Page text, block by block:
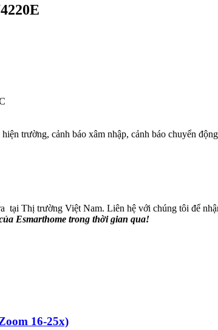
trường, cảnh báo xâm nhập, cảnh báo chuyển
tại Thị trường Việt Nam. Liên hệ với chúng tôi để
Esmarthome trong thời gian qua!
16-25x)